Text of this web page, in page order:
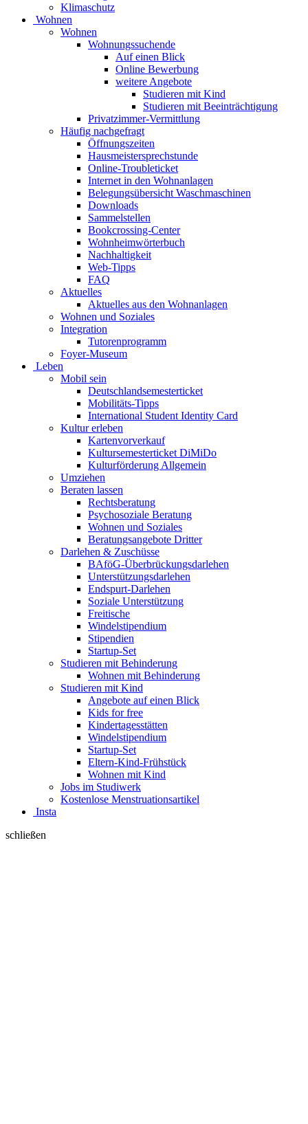
Klimaschutz
Wohnen
Wohnen
Wohnungssuchende
Auf einen Blick
Online Bewerbung
weitere Angebote
Studieren mit Kind
Studieren mit Beeinträchtigung
Privatzimmer-Vermittlung
Häufig nachgefragt
Öffnungszeiten
Hausmeistersprechstunde
Online-Troubleticket
Internet in den Wohnanlagen
Belegungsübersicht Waschmaschinen
Downloads
Sammelstellen
Bookcrossing-Center
Wohnheimwörterbuch
Nachhaltigkeit
Web-Tipps
FAQ
Aktuelles
Aktuelles aus den Wohnanlagen
Wohnen und Soziales
Integration
Tutorenprogramm
Foyer-Museum
Leben
Mobil sein
Deutschlandsemesterticket
Mobilitäts-Tipps
International Student Identity Card
Kultur erleben
Kartenvorverkauf
Kultursemesterticket DiMiDo
Kulturförderung Allgemein
Umziehen
Beraten lassen
Rechtsberatung
Psychosoziale Beratung
Wohnen und Soziales
Beratungsangebote Dritter
Darlehen & Zuschüsse
BAföG-Überbrückungsdarlehen
Unterstützungsdarlehen
Endspurt-Darlehen
Soziale Unterstützung
Freitische
Windelstipendium
Stipendien
Startup-Set
Studieren mit Behinderung
Wohnen mit Behinderung
Studieren mit Kind
Angebote auf einen Blick
Kids for free
Kindertagesstätten
Windelstipendium
Startup-Set
Eltern-Kind-Frühstück
Wohnen mit Kind
Jobs im Studiwerk
Kostenlose Menstruationsartikel
Insta
schließen